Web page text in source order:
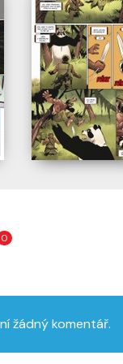
0
žádný komentář.